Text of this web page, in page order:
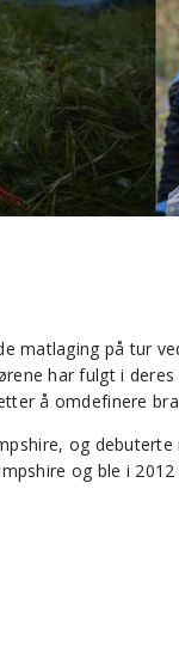
matlaging på tur
har fulgt i
å omdefinere
og
og ble i